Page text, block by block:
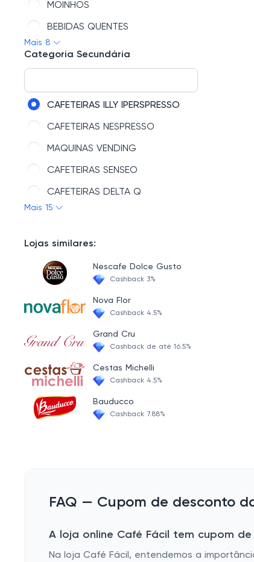
MOINHOS
BEBIDAS QUENTES
PORTA CAPSULAS
CHÁS
CÁPSULAS
Mais 8
Categoria Secundária
CAFETEIRAS ILLY IPERSPRESSO
CAFETEIRAS NESPRESSO
MAQUINAS VENDING
CAFETEIRAS SENSEO
CAFETEIRAS DELTA Q
CAFETEIRAS TRÊS CORAÇÕES
CAFETEIRAS DOLCE GUSTO
CAFETEIRAS GRÃOS
CAFÉ FILTRO
CÁPSULAS ILLY IPERESPRESSO
CAFETERIAS SACHES ESE
Mais 15
Lojas similares:
Nescafe Dolce Gusto
Cashback 3%
Nova Flor
Cashback 4.5%
Grand Cru
Cashback de até 16.5%
Cestas Michelli
Cashback 4.5%
Bauducco
Cashback 7.88%
FAQ — Cupom de desconto
A loja online Café Fácil tem cupom
Na loja Café Fácil, entendemos a